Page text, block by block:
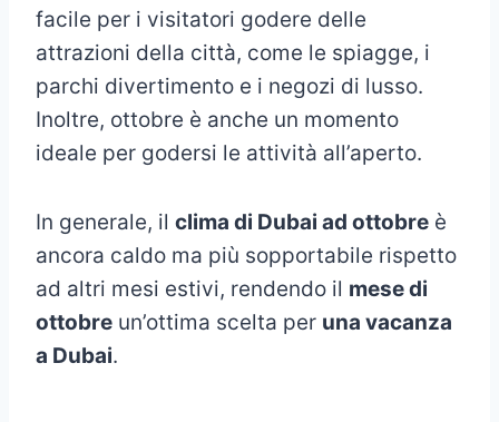
facile per i visitatori godere delle
attrazioni della città, come le spiagge, i
parchi divertimento e i negozi di lusso.
Inoltre, ottobre è anche un momento
ideale per godersi le attività all’aperto.
In generale, il clima di Dubai ad ottobre è
ancora caldo ma più sopportabile rispetto
ad altri mesi estivi, rendendo il mese di
ottobre un’ottima scelta per una vacanza
a Dubai.